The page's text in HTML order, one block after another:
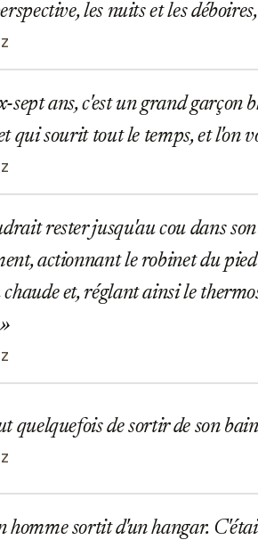
les nuits et les
ans, c'est un grand garçon
qui sourit tout le temps, et l'on
rester jusqu'au cou dans son
actionnant le robinet du
chaude et, réglant ainsi le
quelquefois de sortir de son
sortit d'un hangar.